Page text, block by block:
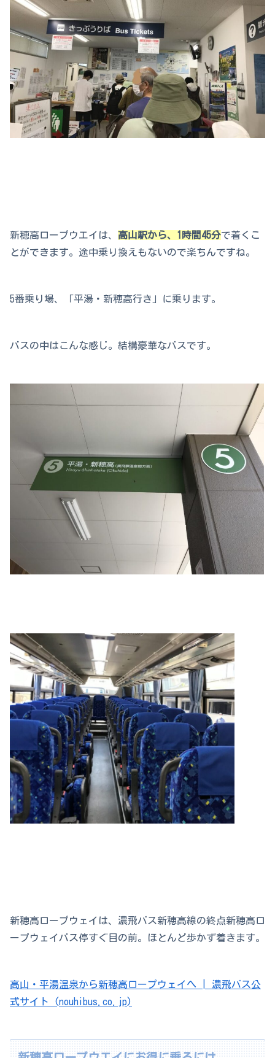
新穂高ロープウエイは、 高山駅から、1時間45分で着くこ
とができます。途中乗り換えもないので楽ちんですね。
5番乗り場、「平湯・新穂高行き」に乗ります。
バスの中はこんな感じ。結構豪華なバスです。
新穂高ロープウェイは、濃飛バス新穂高線の終点新穂高ロ
ープウェイバス停すぐ目の前。ほとんど歩かず着きます。
高山・平湯温泉から新穂高ロープウェイへ | 濃飛バス公
式サイト (nouhibus.co.jp)